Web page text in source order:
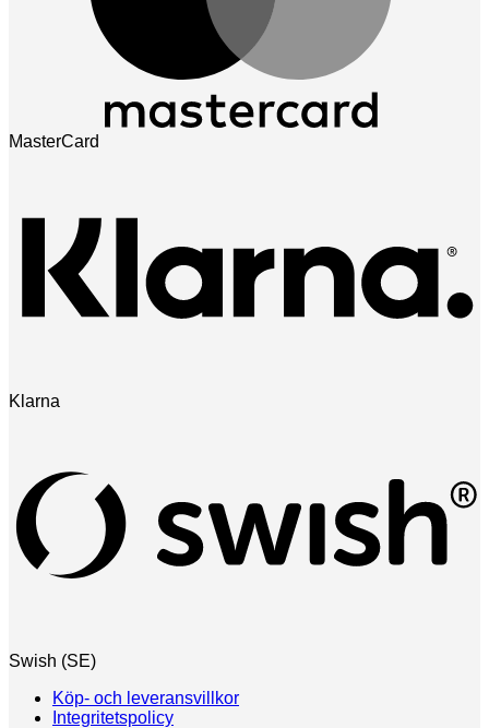
MasterCard
Klarna
Swish (SE)
Köp- och leveransvillkor
Integritetspolicy